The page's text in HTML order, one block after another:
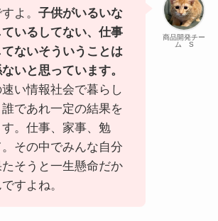
商品開発チー
ム S
よ。 子供がいるいな
いるしてない、仕事
ないそういうことは
いと思っています。
い情報社会で暮らし
であれ一定の結果を
。仕事、家事、勉
その中でみんな自分
そうと一生懸命だか
すよね。